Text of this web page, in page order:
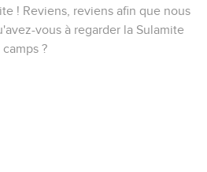
! Reviens, reviens afin que nous
vous à regarder la Sulamite
?